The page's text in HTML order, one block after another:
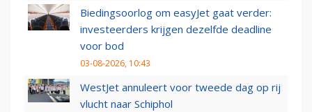
Biedingsoorlog om easyJet gaat verder:
investeerders krijgen dezelfde deadline
voor bod
03-08-2026, 10:43
WestJet annuleert voor tweede dag op rij
vlucht naar Schiphol